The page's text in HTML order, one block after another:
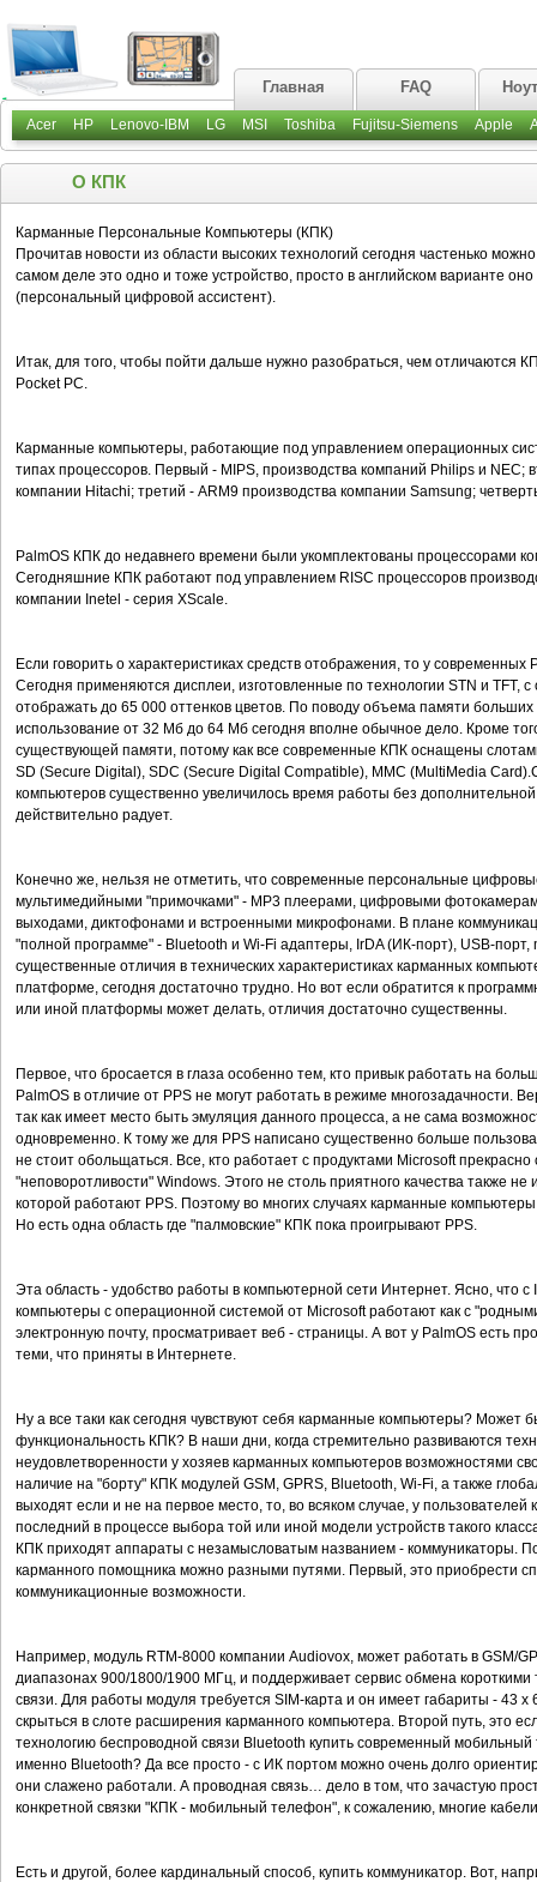
Главная FAQ
Acer HP Lenovo-IBM LG MSI Toshiba Fujitsu-Siemens Apple
О КПК
Карманные Персональные Компьютеры (КПК)
Прочитав новости из области высоких технологий сегодня частенько
самом деле это одно и тоже устройство, просто в английском варианте
(персональный цифровой ассистент).
Итак, для того, чтобы пойти дальше нужно разобраться, чем отличаются
Pocket PC.
Карманные компьютеры, работающие под управлением операционных
типах процессоров. Первый - MIPS, производства компаний Philips и NEС;
компании Hitachi; третий - ARM9 производства компании Samsung;
PalmOS КПК до недавнего времени были укомплектованы процессорами
Сегодняшние КПК работают под управлением RISC процессоров
компании Inetel - серия XScale.
Если говорить о характеристиках средств отображения, то у
Сегодня применяются дисплеи, изготовленные по технологии STN и TFT,
отображать до 65 000 оттенков цветов. По поводу объема памяти
использование от 32 Мб до 64 Мб сегодня вполне обычное дело. Кроме
существующей памяти, потому как все современные КПК оснащены
SD (Secure Digital), SDC (Secure Digital Compatible), MMC (MultiMedia
компьютеров существенно увеличилось время работы без
действительно радует.
Конечно же, нельзя не отметить, что современные персональные
мультимедийными "примочками" - MP3 плеерами, цифровыми
выходами, диктофонами и встроенными микрофонами. В плане
"полной программе" - Bluetooth и Wi-Fi адаптеры, IrDA (ИК-порт), USB-порт,
существенные отличия в технических характеристиках карманных
платформе, сегодня достаточно трудно. Но вот если обратится к
или иной платформы может делать, отличия достаточно существенны.
Первое, что бросается в глаза особенно тем, кто привык работать на
PalmOS в отличие от PPS не могут работать в режиме многозадачности.
так как имеет место быть эмуляция данного процесса, а не сама
одновременно. К тому же для PPS написано существенно больше
не стоит обольщаться. Все, кто работает с продуктами Microsoft
"неповоротливости" Windows. Этого не столь приятного качества также
которой работают PPS. Поэтому во многих случаях карманные
Но есть одна область где "палмовские" КПК пока проигрывают PPS.
Эта область - удобство работы в компьютерной сети Интернет. Ясно, что
компьютеры с операционной системой от Microsoft работают как с
электронную почту, просматривает веб - страницы. А вот у PalmOS есть
теми, что приняты в Интернете.
Ну а все таки как сегодня чувствуют себя карманные компьютеры? Может
функциональность КПК? В наши дни, когда стремительно развиваются
неудовлетворенности у хозяев карманных компьютеров возможностями
наличие на "борту" КПК модулей GSM, GPRS, Bluetooth, Wi-Fi, а также
выходят если и не на первое место, то, во всяком случае, у
последний в процессе выбора той или иной модели устройств такого
КПК приходят аппараты с незамысловатым названием - коммуникаторы.
карманного помощника можно разными путями. Первый, это приобрести
коммуникационные возможности.
Например, модуль RTM-8000 компании Audiovox, может работать в GSM/
диапазонах 900/1800/1900 МГц, и поддерживает сервис обмена
связи. Для работы модуля требуется SIM-карта и он имеет габариты - 43
скрыться в слоте расширения карманного компьютера. Второй путь, это
технологию беспроводной связи Bluetooth купить современный
именно Bluetooth? Да все просто - с ИК портом можно очень долго
они слажено работали. А проводная связь… дело в том, что зачастую
конкретной связки "КПК - мобильный телефон", к сожалению, многие
Есть и другой, более кардинальный способ, купить коммуникатор. Вот,